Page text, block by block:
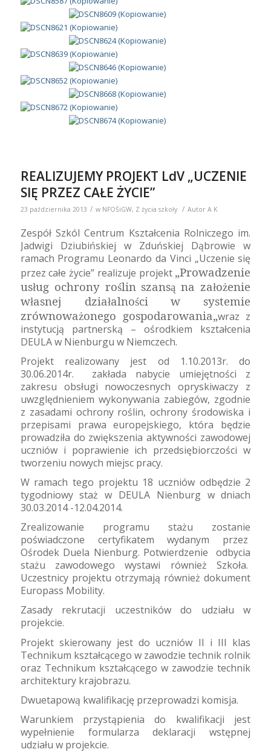
REALIZUJEMY PROJEKT LdV „UCZENIE
SIĘ PRZEZ CAŁE ŻYCIE”
23 października 2013 / w NFOŚiGW, Z życia szkoły / Autor A K
Zespół Szkól Centrum Kształcenia Rolniczego im.
Jadwigi Dziubińskiej w Zduńskiej Dąbrowie w
ramach Programu Leonardo da Vinci „Uczenie się
przez całe życie” realizuje projekt „Prowadzenie
usług ochrony roślin szansą na założenie
własnej działalności w systemie
zrównoważonego gospodarowania„wraz z
instytucją partnerską – ośrodkiem kształcenia
DEULA w Nienburgu w Niemczech.
Projekt realizowany jest od 1.10.2013r. do
30.06.2014r.
zakłada nabycie umiejętności z
zakresu obsługi nowoczesnych opryskiwaczy z
uwzględnieniem wykonywania zabiegów, zgodnie
z zasadami ochrony roślin, ochrony środowiska i
przepisami prawa europejskiego, która będzie
prowadziła do zwiększenia aktywności zawodowej
uczniów i poprawienie ich przedsiębiorczości w
tworzeniu nowych miejsc pracy.
W ramach tego projektu 18 uczniów odbędzie 2
tygodniowy staż w DEULA Nienburg w dniach
30.03.2014 -12.04.2014.
Zrealizowanie programu stażu zostanie
poświadczone certyfikatem wydanym przez
Ośrodek Duela Nienburg. Potwierdzenie
odbycia
stażu zawodowego wystawi również Szkoła.
Uczestnicy projektu otrzymają również dokument
Europass Mobility.
Zasady rekrutacji uczestników do udziału w
projekcie.
Projekt skierowany jest do uczniów II i III klas
Technikum kształcącego w zawodzie technik rolnik
oraz Technikum kształcącego w zawodzie technik
architektury krajobrazu.
Dwuetapową kwalifikację przeprowadzi komisja.
Warunkiem przystąpienia do kwalifikacji jest
wypełnienie formularza deklaracji wstępnej
udziału w projekcie.